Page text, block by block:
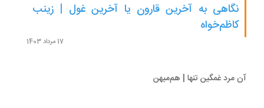
نگاهی به آخرین قارون یا آخرین غول | زینب
کاظم‌خواه
مرد غمگین تنها | هم‌میهن